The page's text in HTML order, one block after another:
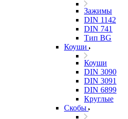
Зажимы
DIN 1142
DIN 741
Тип BG
Коуши
Коуши
DIN 3090
DIN 3091
DIN 6899
Круглые
Скобы